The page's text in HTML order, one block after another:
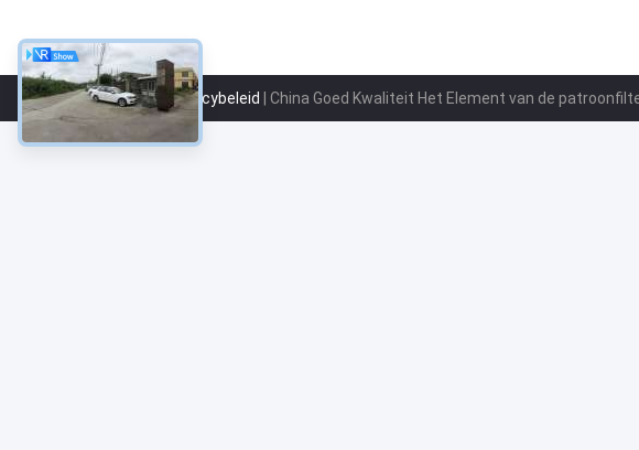
Privacybeleid | China Goed Kwaliteit Het Element van de